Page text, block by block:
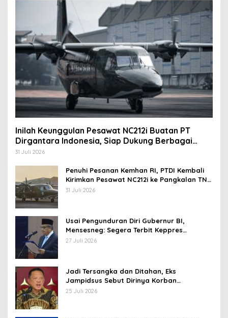
Inilah Keunggulan Pesawat NC212i Buatan PT
Dirgantara Indonesia, Siap Dukung Berbagai
Operasi TNI
31 Juli 2026
Penuhi Pesanan Kemhan RI, PTDI Kembali
Kirimkan Pesawat NC212i ke Pangkalan TNI
AU
31 Juli 2026
Usai Pengunduran Diri Gubernur BI,
Mensesneg: Segera Terbit Keppres
Pemberhentian dengan Hormat
27 Juli 2026
Jadi Tersangka dan Ditahan, Eks
Jampidsus Sebut Dirinya Korban
Kriminalisasi
25 Juli 2026